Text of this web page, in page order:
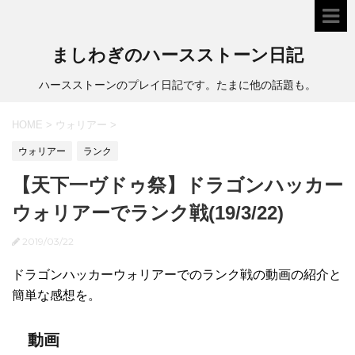
ましわぎのハースストーン日記
ハースストーンのプレイ日記です。たまに他の話題も。
HOME > ウォリアー >
ウォリアー ランク
【天下一ヴドゥ祭】ドラゴンハッカー
ウォリアーでランク戦(19/3/22)
2019/03/22
ドラゴンハッカーウォリアーでのランク戦の動画の紹介と
簡単な感想を。
動画